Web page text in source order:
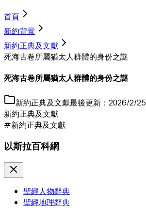
首頁
新約背景
新約正典及文獻
死海古卷所屬猶太人群體的身份之謎
死海古卷所屬猶太人群體的身份之謎
新約正典及文獻最後更新： 2026/2/25
新約正典及文獻
#新約正典及文獻
以斯拉百科網
聖經人物辭典
聖經地理辭典